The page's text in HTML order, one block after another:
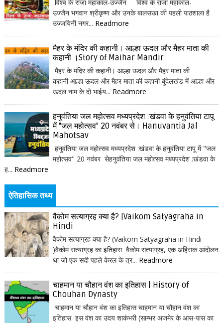
विश्व के राजा महाकाल-उज्जैन विश्व के राजा महाकाल-
उज्जैन भगवान श्रीकृष्ण और उनके बालसखा की पहली पाठशाला है
उज्जयिनी नगर... Readmore
मैहर के मंदिर की कहानी। आल्हा ऊदल और मैहर माता की
कहानी ।Story of Maihar Mandir
मैहर के मंदिर की कहानी। आल्हा ऊदल और मैहर माता की
कहानी आल्हा ऊदल और मैहर माता की कहानी बुंदेलखंड में आल्हा और
ऊदल नाम के दो भाईय... Readmore
हनुवंतिया जल महोत्सव मध्यप्रदेश :खंडवा के हनुवंतिया टापू
में "जल महोत्सव" 20 नवंबर से। Hanuvantia Jal
Mahotsav
हनुवंतिया जल महोत्सव मध्यप्रदेश :खंडवा के हनुवंतिया टापू में "जल
महोत्सव" 20 नवंबर सेहनुवंतिया जल महोत्सव मध्यप्रदेश :खंडवा के
ह... Readmore
ऐतिहासिक तथ्य
वैकोम सत्याग्रह क्या है? |Vaikom Satyagraha in
Hindi
वैकोम सत्याग्रह क्या है? (Vaikom Satyagraha in Hindi
)वैकोम सत्याग्रह का इतिहास वैकोम सत्याग्रह, एक अहिंसक आंदोलन
था जो एक सदी पहले केरल के त्र... Readmore
चाहमान या चौहान वंश का इतिहास | History of
Chouhan Dynasty
चाहमान या चौहान वंश का इतिहास चाहमान या चौहान वंश का
इतिहास इस वंश का उदय शाकंभरी (साम्भर अजमेर के आस-पास का